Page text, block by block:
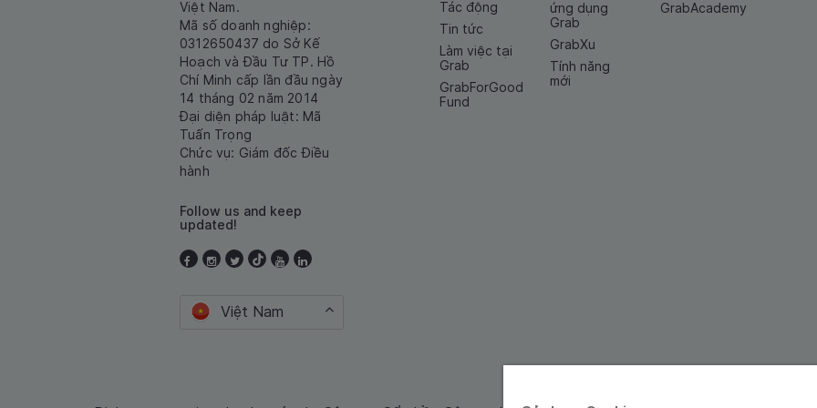
Việt Nam.
Mã số doanh nghiệp:
0312650437 do Sở Kế
Hoạch và Đầu Tư TP. Hồ
Chí Minh cấp lần đầu ngày
14 tháng 02 năm 2014
Đại diện pháp luật: Mã
Tuấn Trọng
Chức vụ: Giám đốc Điều
hành
Follow us and keep
updated!
Việt Nam
Tác động
Tin tức
Làm việc tại
Grab
GrabForGood
Fund
ứng dụng
Grab
GrabXu
Tính năng
mới
GrabAcademy